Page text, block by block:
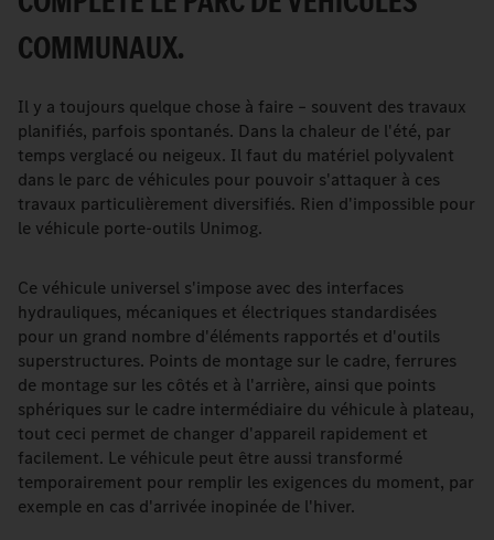
COMMUNAUX.
Il y a toujours quelque chose à faire – souvent des travaux
planifiés, parfois spontanés. Dans la chaleur de l'été, par
temps verglacé ou neigeux. Il faut du matériel polyvalent
dans le parc de véhicules pour pouvoir s'attaquer à ces
travaux particulièrement diversifiés. Rien d'impossible pour
le véhicule porte-outils Unimog.
Ce véhicule universel s'impose avec des interfaces
hydrauliques, mécaniques et électriques standardisées
pour un grand nombre d'éléments rapportés et d'outils
superstructures. Points de montage sur le cadre, ferrures
de montage sur les côtés et à l'arrière, ainsi que points
sphériques sur le cadre intermédiaire du véhicule à plateau,
tout ceci permet de changer d'appareil rapidement et
facilement. Le véhicule peut être aussi transformé
temporairement pour remplir les exigences du moment, par
exemple en cas d'arrivée inopinée de l'hiver.